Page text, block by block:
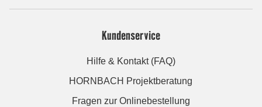
Kundenservice
Hilfe & Kontakt (FAQ)
HORNBACH Projektberatung
Fragen zur Onlinebestellung